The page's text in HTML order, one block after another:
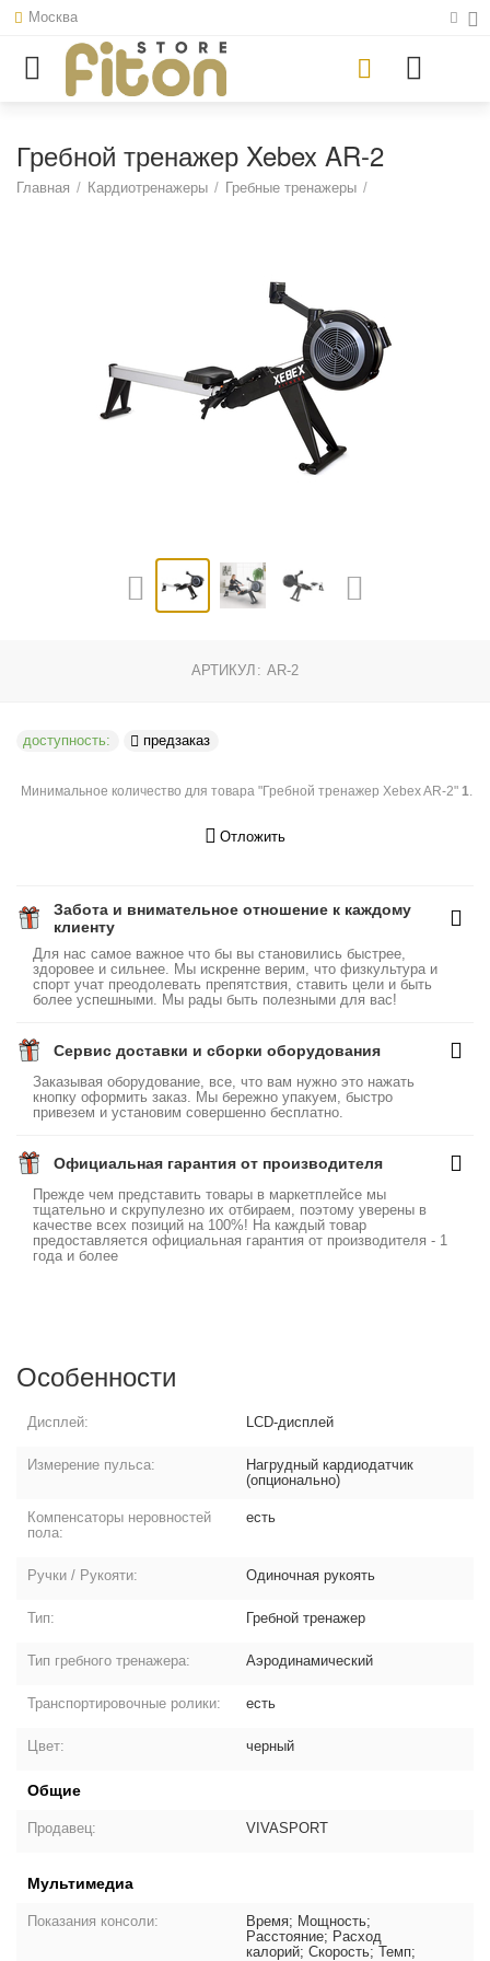
Москва
Гребной тренажер Xebex AR-2
Главная / Кардиотренажеры / Гребные тренажеры /
АРТИКУЛ: AR-2
доступность: предзаказ
Минимальное количество для товара "Гребной тренажер Xebex AR-2"1.
Отложить
Забота и внимательное отношение к каждому
клиенту
Для нас самое важное что бы вы становились быстрее,
здоровее и сильнее. Мы искренне верим, что физкультура и
спорт учат преодолевать препятствия, ставить цели и быть
более успешными. Мы рады быть полезными для вас!
Сервис доставки и сборки оборудования
Заказывая оборудование, все, что вам нужно это нажать
кнопку оформить заказ. Мы бережно упакуем, быстро
привезем и установим совершенно бесплатно.
Официальная гарантия от производителя
Прежде чем представить товары в маркетплейсе мы
тщательно и скрупулезно их отбираем, поэтому уверены в
качестве всех позиций на 100%! На каждый товар
предоставляется официальная гарантия от производителя - 1
года и более
Особенности
Дисплей: LCD-дисплей
Измерение пульса:
Нагрудный кардиодатчик
(опционально)
Компенсаторы неровностей
пола:
есть
Ручки / Рукояти: Одиночная рукоять
Тип: Гребной тренажер
Тип гребного тренажера: Аэродинамический
Транспортировочные ролики: есть
Цвет: черный
Общие
Продавец: VIVASPORT
Мультимедиа
Показания консоли:
Время; Мощность;
Расстояние; Расход
калорий; Скорость; Темп;